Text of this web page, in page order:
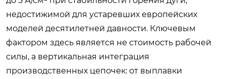
недостижимой для устаревших европейских
моделей десятилетней давности. Ключевым
фактором здесь является не стоимость рабочей
силы, а вертикальная интеграция
производственных цепочек: от выплавки